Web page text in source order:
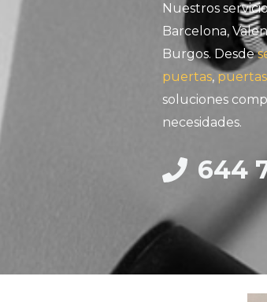
Nuestros
Barcelona,
Burgos. Desde
puertas,
soluciones
necesidades.
644